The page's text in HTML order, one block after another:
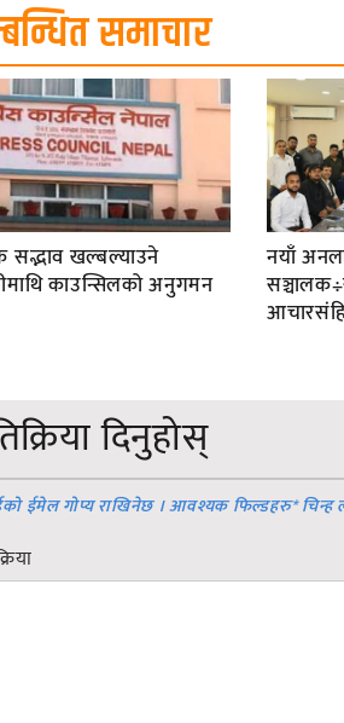
समाचार
सद्भाव खल्बल्याउने
काउन्सिलको अनुगमन
नयाँ
दिनुहोस्
ईमेल गोप्य राखिनेछ । आवश्यक फिल्डहरु*चिन्ह